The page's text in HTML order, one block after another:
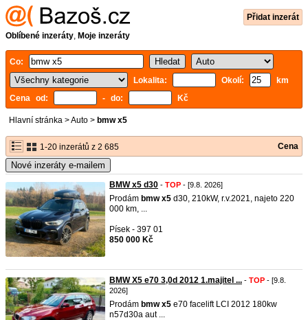
Přidat inzerát
Oblíbené inzeráty, Moje inzeráty
Co:
Lokalita:
Okolí:
km
Cena od:
- do: Kč
Hlavní stránka >Auto > bmw x5
1-20 inzerátů z 2 685 Cena
Nové inzeráty e-mailem
BMW x5 d30 - TOP - [9.8. 2026]
Prodám bmw x5 d30, 210kW, r.v.2021, najeto 220
000 km, ...
Písek - 397 01
850 000 Kč
BMW X5 e70 3,0d 2012 1.majitel ... - TOP - [9.8.
2026]
Prodám bmw x5 e70 facelift LCI 2012 180kw
n57d30a aut ...